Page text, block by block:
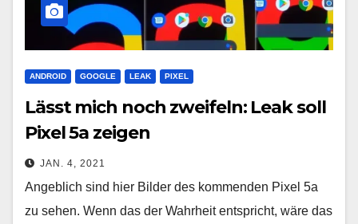
ANDROID GOOGLE LEAK PIXEL
Lässt mich noch zweifeln: Leak soll
Pixel 5a zeigen
JAN. 4, 2021
Angeblich sind hier Bilder des kommenden Pixel 5a
zu sehen. Wenn das der Wahrheit entspricht, wäre das